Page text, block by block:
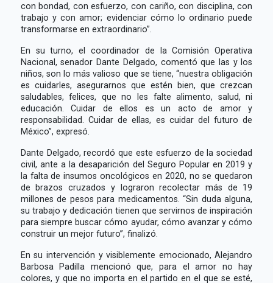
con bondad, con esfuerzo, con cariño, con disciplina, con
trabajo y con amor; evidenciar cómo lo ordinario puede
transformarse en extraordinario”.
En su turno, el coordinador de la Comisión Operativa
Nacional, senador Dante Delgado, comentó que las y los
niños, son lo más valioso que se tiene, “nuestra obligación
es cuidarles, asegurarnos que estén bien, que crezcan
saludables, felices, que no les falte alimento, salud, ni
educación. Cuidar de ellos es un acto de amor y
responsabilidad. Cuidar de ellas, es cuidar del futuro de
México”, expresó.
Dante Delgado, recordó que este esfuerzo de la sociedad
civil, ante a la desaparición del Seguro Popular en 2019 y
la falta de insumos oncológicos en 2020, no se quedaron
de brazos cruzados y lograron recolectar más de 19
millones de pesos para medicamentos. “Sin duda alguna,
su trabajo y dedicación tienen que servirnos de inspiración
para siempre buscar cómo ayudar, cómo avanzar y cómo
construir un mejor futuro”, finalizó.
En su intervención y visiblemente emocionado, Alejandro
Barbosa Padilla mencionó que, para el amor no hay
colores, y que no importa en el partido en el que se esté,